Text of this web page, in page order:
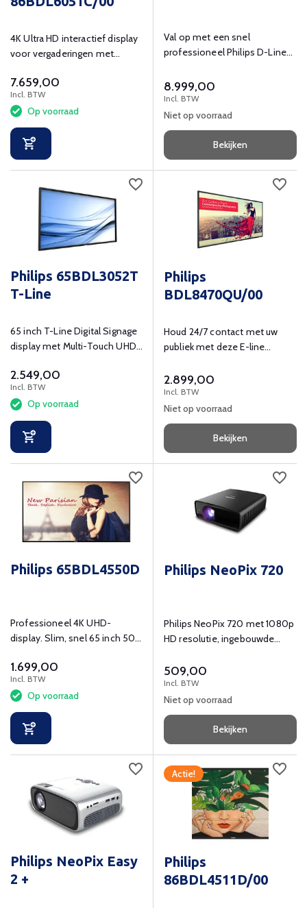
4K Ultra HD interactief display
voor vergaderingen met
7.659,00
Incl. BTW
Op voorraad
Val op met een snel
professioneel Philips D-Line
inch 500 cd/m2 24/7-scherm.
8.999,00
Incl. BTW
Niet op voorraad
Bekijken
Philips 65BDL3052T
T-Line
65 inch T-Line Digital Signage
display met Multi-Touch UHD
cd/mÂ²
2.549,00
Incl. BTW
Op voorraad
Philips
BDL8470QU/00
Houd 24/7 contact met uw
publiek met deze E-line
2.899,00
Incl. BTW
Niet op voorraad
Bekijken
Philips 65BDL4550D
Professioneel 4K UHD-
display. Slim, snel 65 inch 500
1.699,00
Incl. BTW
Op voorraad
Philips NeoPix 720
Philips NeoPix 720 met 1080p
HD resolutie, ingebouwde
bluetooth.
509,00
Incl. BTW
Niet op voorraad
Bekijken
Philips NeoPix Easy
2 +
Actie!
Philips
86BDL4511D/00